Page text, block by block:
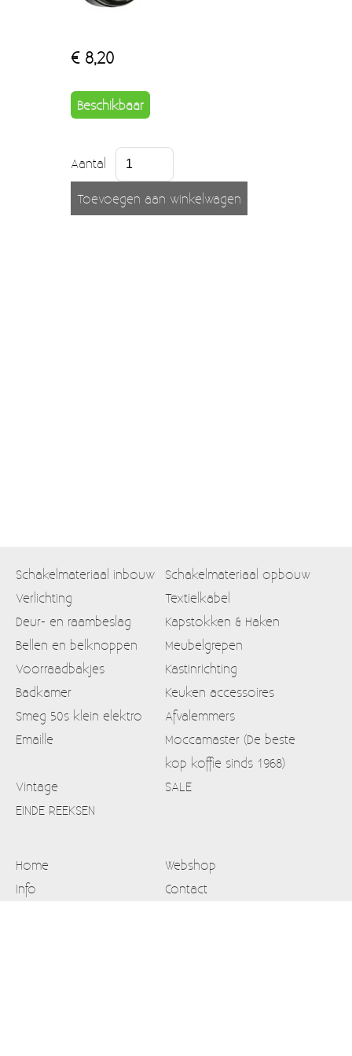
Meubelgrepen
Kastinrichting
Badkamer
Verzendkosten
€ 8,20
Beschikbaar
Aantal
Schakelmateriaal inbouw
Schakelmateriaal opbouw
Verlichting
Textielkabel
Deur- en raambeslag
Kapstokken & Haken
Bellen en belknoppen
Meubelgrepen
Voorraadbakjes
Kastinrichting
Badkamer
Keuken accessoires
Smeg 50s klein elektro
Afvalemmers
Emaille
Moccamaster (De beste
kop koffie sinds 1968)
Vintage
SALE
EINDE REEKSEN
Home
Webshop
Info
Contact